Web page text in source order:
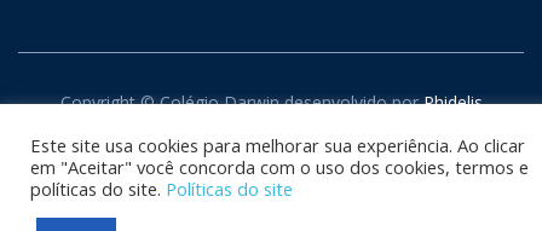
Copyright © Colégio Darwin desenvolvido porPhidelis
Este site usa cookies para melhorar sua experiência. Ao clicar
em "Aceitar" você concorda com o uso dos cookies, termos e
políticas do site. Políticas do site